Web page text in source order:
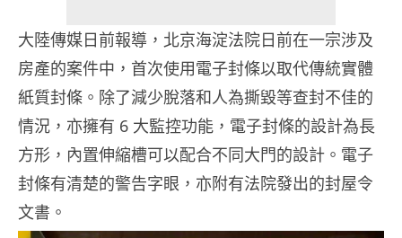
大陸傳媒日前報導，北京海淀法院日前在一宗涉及
房產的案件中，首次使用電子封條以取代傳統實體
紙質封條。除了減少脫落和人為撕毀等查封不佳的
情況，亦擁有 6 大監控功能，電子封條的設計為長
方形，內置伸縮槽可以配合不同大門的設計。電子
封條有清楚的警告字眼，亦附有法院發出的封屋令
文書。